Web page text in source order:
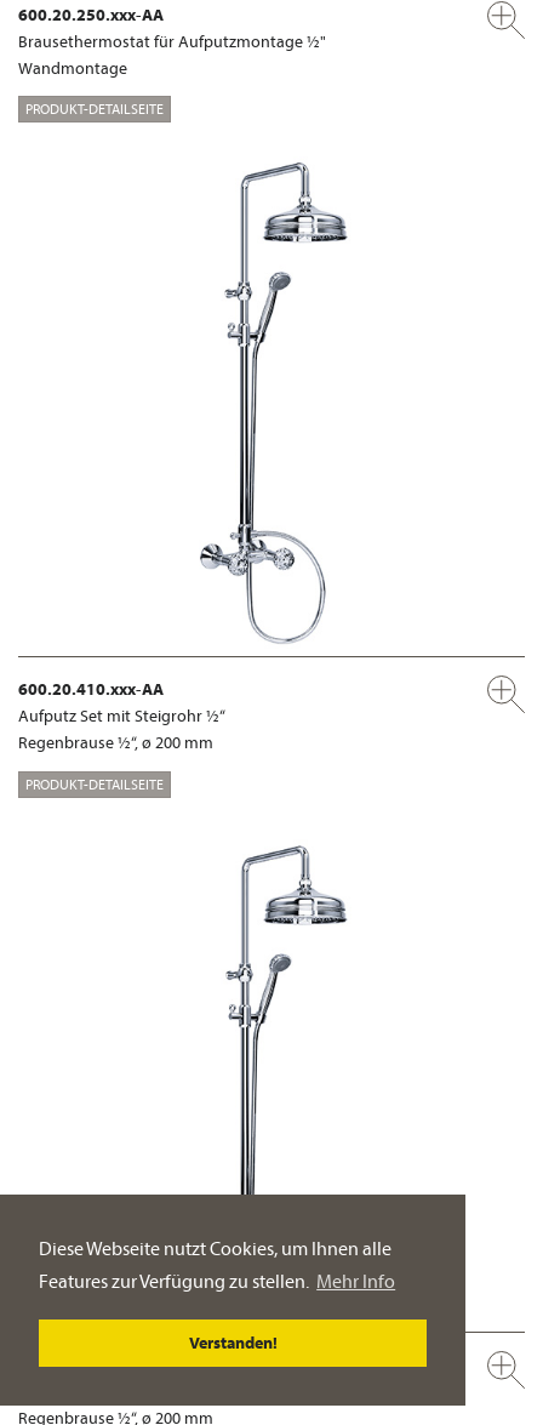
Diese Webseite nutzt Cookies, um Ihnen alle
Features zur Verfügung zu stellen. Mehr Info
Verstanden!
600.20.250.xxx-AA
Brausethermostat für Aufputzmontage ½"
Wandmontage
PRODUKT-DETAILSEITE
600.20.410.xxx-AA
Aufputz Set mit Steigrohr ½“
Regenbrause ½“, ø 200 mm
PRODUKT-DETAILSEITE
600.20.460.xxx-AA
Regenbrause ½“, ø 200 mm